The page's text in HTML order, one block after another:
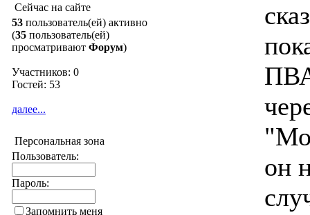
Сейчас на сайте
53 пользователь(ей) активно
(35 пользователь(ей)
просматривают Форум)
Участников: 0
Гостей: 53
далее...
Персональная зона
Пользователь:
Пароль:
Запомнить меня
он